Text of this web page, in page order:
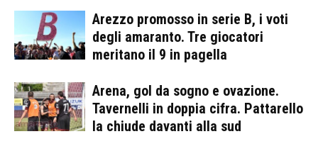
Arezzo promosso in serie B, i voti
degli amaranto. Tre giocatori
meritano il 9 in pagella
Arena, gol da sogno e ovazione.
Tavernelli in doppia cifra. Pattarello
la chiude davanti alla sud